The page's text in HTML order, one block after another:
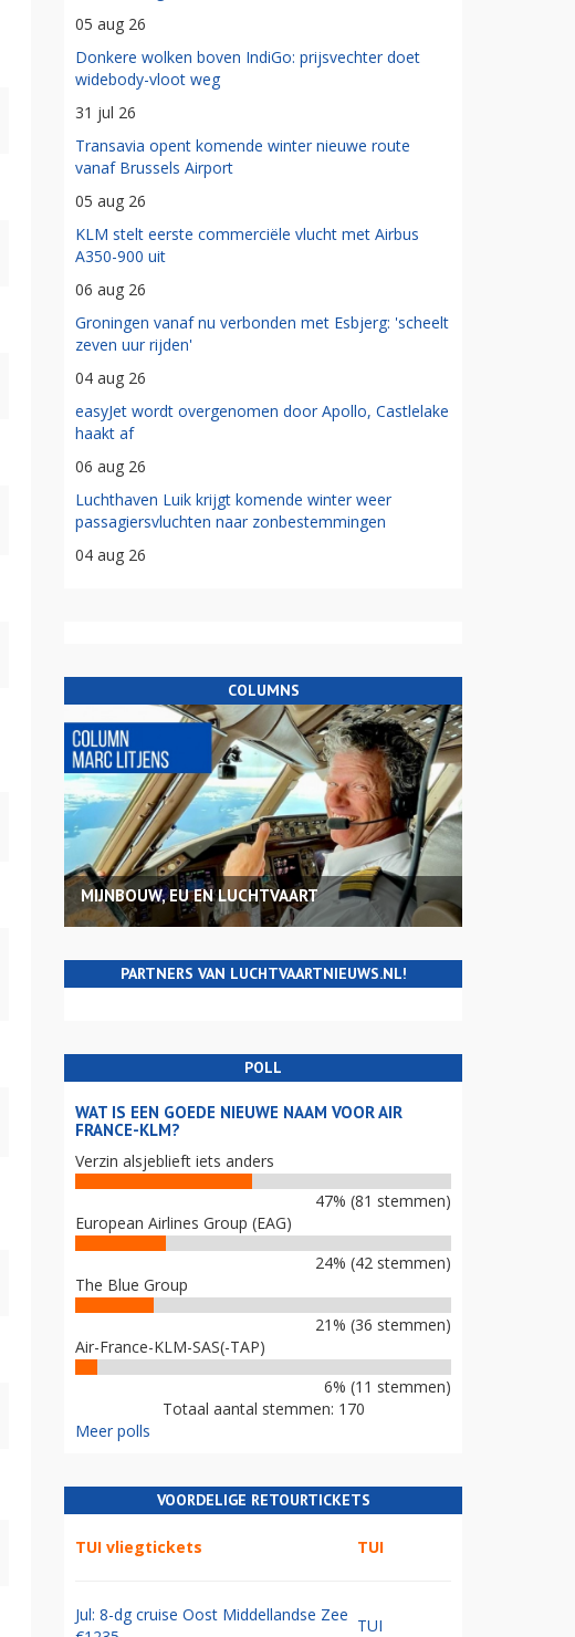
05 aug 26
Donkere wolken boven IndiGo: prijsvechter doet
widebody-vloot weg
31 jul 26
Transavia opent komende winter nieuwe route
vanaf Brussels Airport
05 aug 26
KLM stelt eerste commerciële vlucht met Airbus
A350-900 uit
06 aug 26
Groningen vanaf nu verbonden met Esbjerg: 'scheelt
zeven uur rijden'
04 aug 26
easyJet wordt overgenomen door Apollo, Castlelake
haakt af
06 aug 26
Luchthaven Luik krijgt komende winter weer
passagiersvluchten naar zonbestemmingen
04 aug 26
COLUMNS
MIJNBOUW, EU EN LUCHTVAART
PARTNERS VAN LUCHTVAARTNIEUWS.NL!
POLL
WAT IS EEN GOEDE NIEUWE NAAM VOOR AIR
FRANCE-KLM?
Verzin alsjeblieft iets anders
47% (81 stemmen)
European Airlines Group (EAG)
24% (42 stemmen)
The Blue Group
21% (36 stemmen)
Air-France-KLM-SAS(-TAP)
6% (11 stemmen)
Totaal aantal stemmen: 170
Meer polls
VOORDELIGE RETOURTICKETS
TUI vliegtickets TUI
Jul: 8-dg cruise Oost Middellandse Zee
TUI